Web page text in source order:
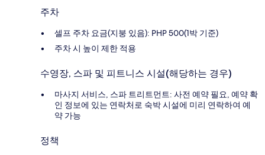
주차
셀프 주차 요금(지붕 있음): PHP 500(1박 기준)
주차 시 높이 제한 적용
수영장, 스파 및 피트니스 시설(해당하는 경우)
마사지 서비스, 스파 트리트먼트: 사전 예약 필요, 예약 확
인 정보에 있는 연락처로 숙박 시설에 미리 연락하여 예
약 가능
정책